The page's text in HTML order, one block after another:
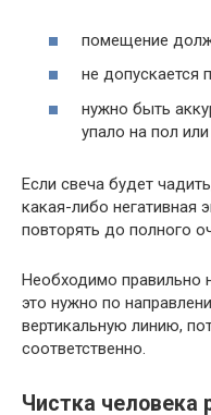
помещение
не допускается
нужно быть
упало на пол или
Если свеча будет
какая-либо негативная
повторять до полного
Необходимо правильно
это нужно по
вертикальную линию,
соответственно.
Чистка человека